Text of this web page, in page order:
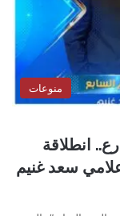
منوعات
انطلاقة
سعد غنيم